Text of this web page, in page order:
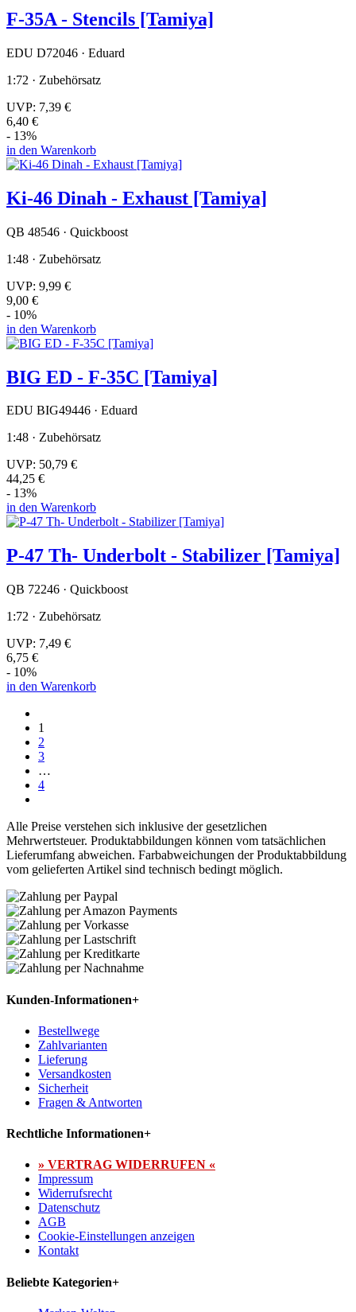
F-35A - Stencils [Tamiya]
EDU D72046 · Eduard
1:72 · Zubehörsatz
UVP: 7,39 €
6,40 €
- 13%
in den Warenkorb
Ki-46 Dinah - Exhaust [Tamiya]
QB 48546 · Quickboost
1:48 · Zubehörsatz
UVP: 9,99 €
9,00 €
- 10%
in den Warenkorb
BIG ED - F-35C [Tamiya]
EDU BIG49446 · Eduard
1:48 · Zubehörsatz
UVP: 50,79 €
44,25 €
- 13%
in den Warenkorb
P-47 Th- Underbolt - Stabilizer [Tamiya]
QB 72246 · Quickboost
1:72 · Zubehörsatz
UVP: 7,49 €
6,75 €
- 10%
in den Warenkorb
1
2
3
…
4
Alle Preise verstehen sich inklusive der gesetzlichen
Mehrwertsteuer. Produktabbildungen können vom tatsächlichen
Lieferumfang abweichen. Farbabweichungen der Produktabbildung
vom gelieferten Artikel sind technisch bedingt möglich.
Kunden-Informationen+
Bestellwege
Zahlvarianten
Lieferung
Versandkosten
Sicherheit
Fragen & Antworten
Rechtliche Informationen+
» VERTRAG WIDERRUFEN «
Impressum
Widerrufsrecht
Datenschutz
AGB
Cookie-Einstellungen anzeigen
Kontakt
Beliebte Kategorien+